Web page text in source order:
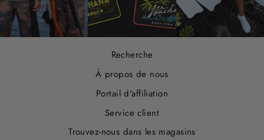
Recherche
À propos de nous
Portail d'affiliation
Service client
Trouvez-nous dans les magasins